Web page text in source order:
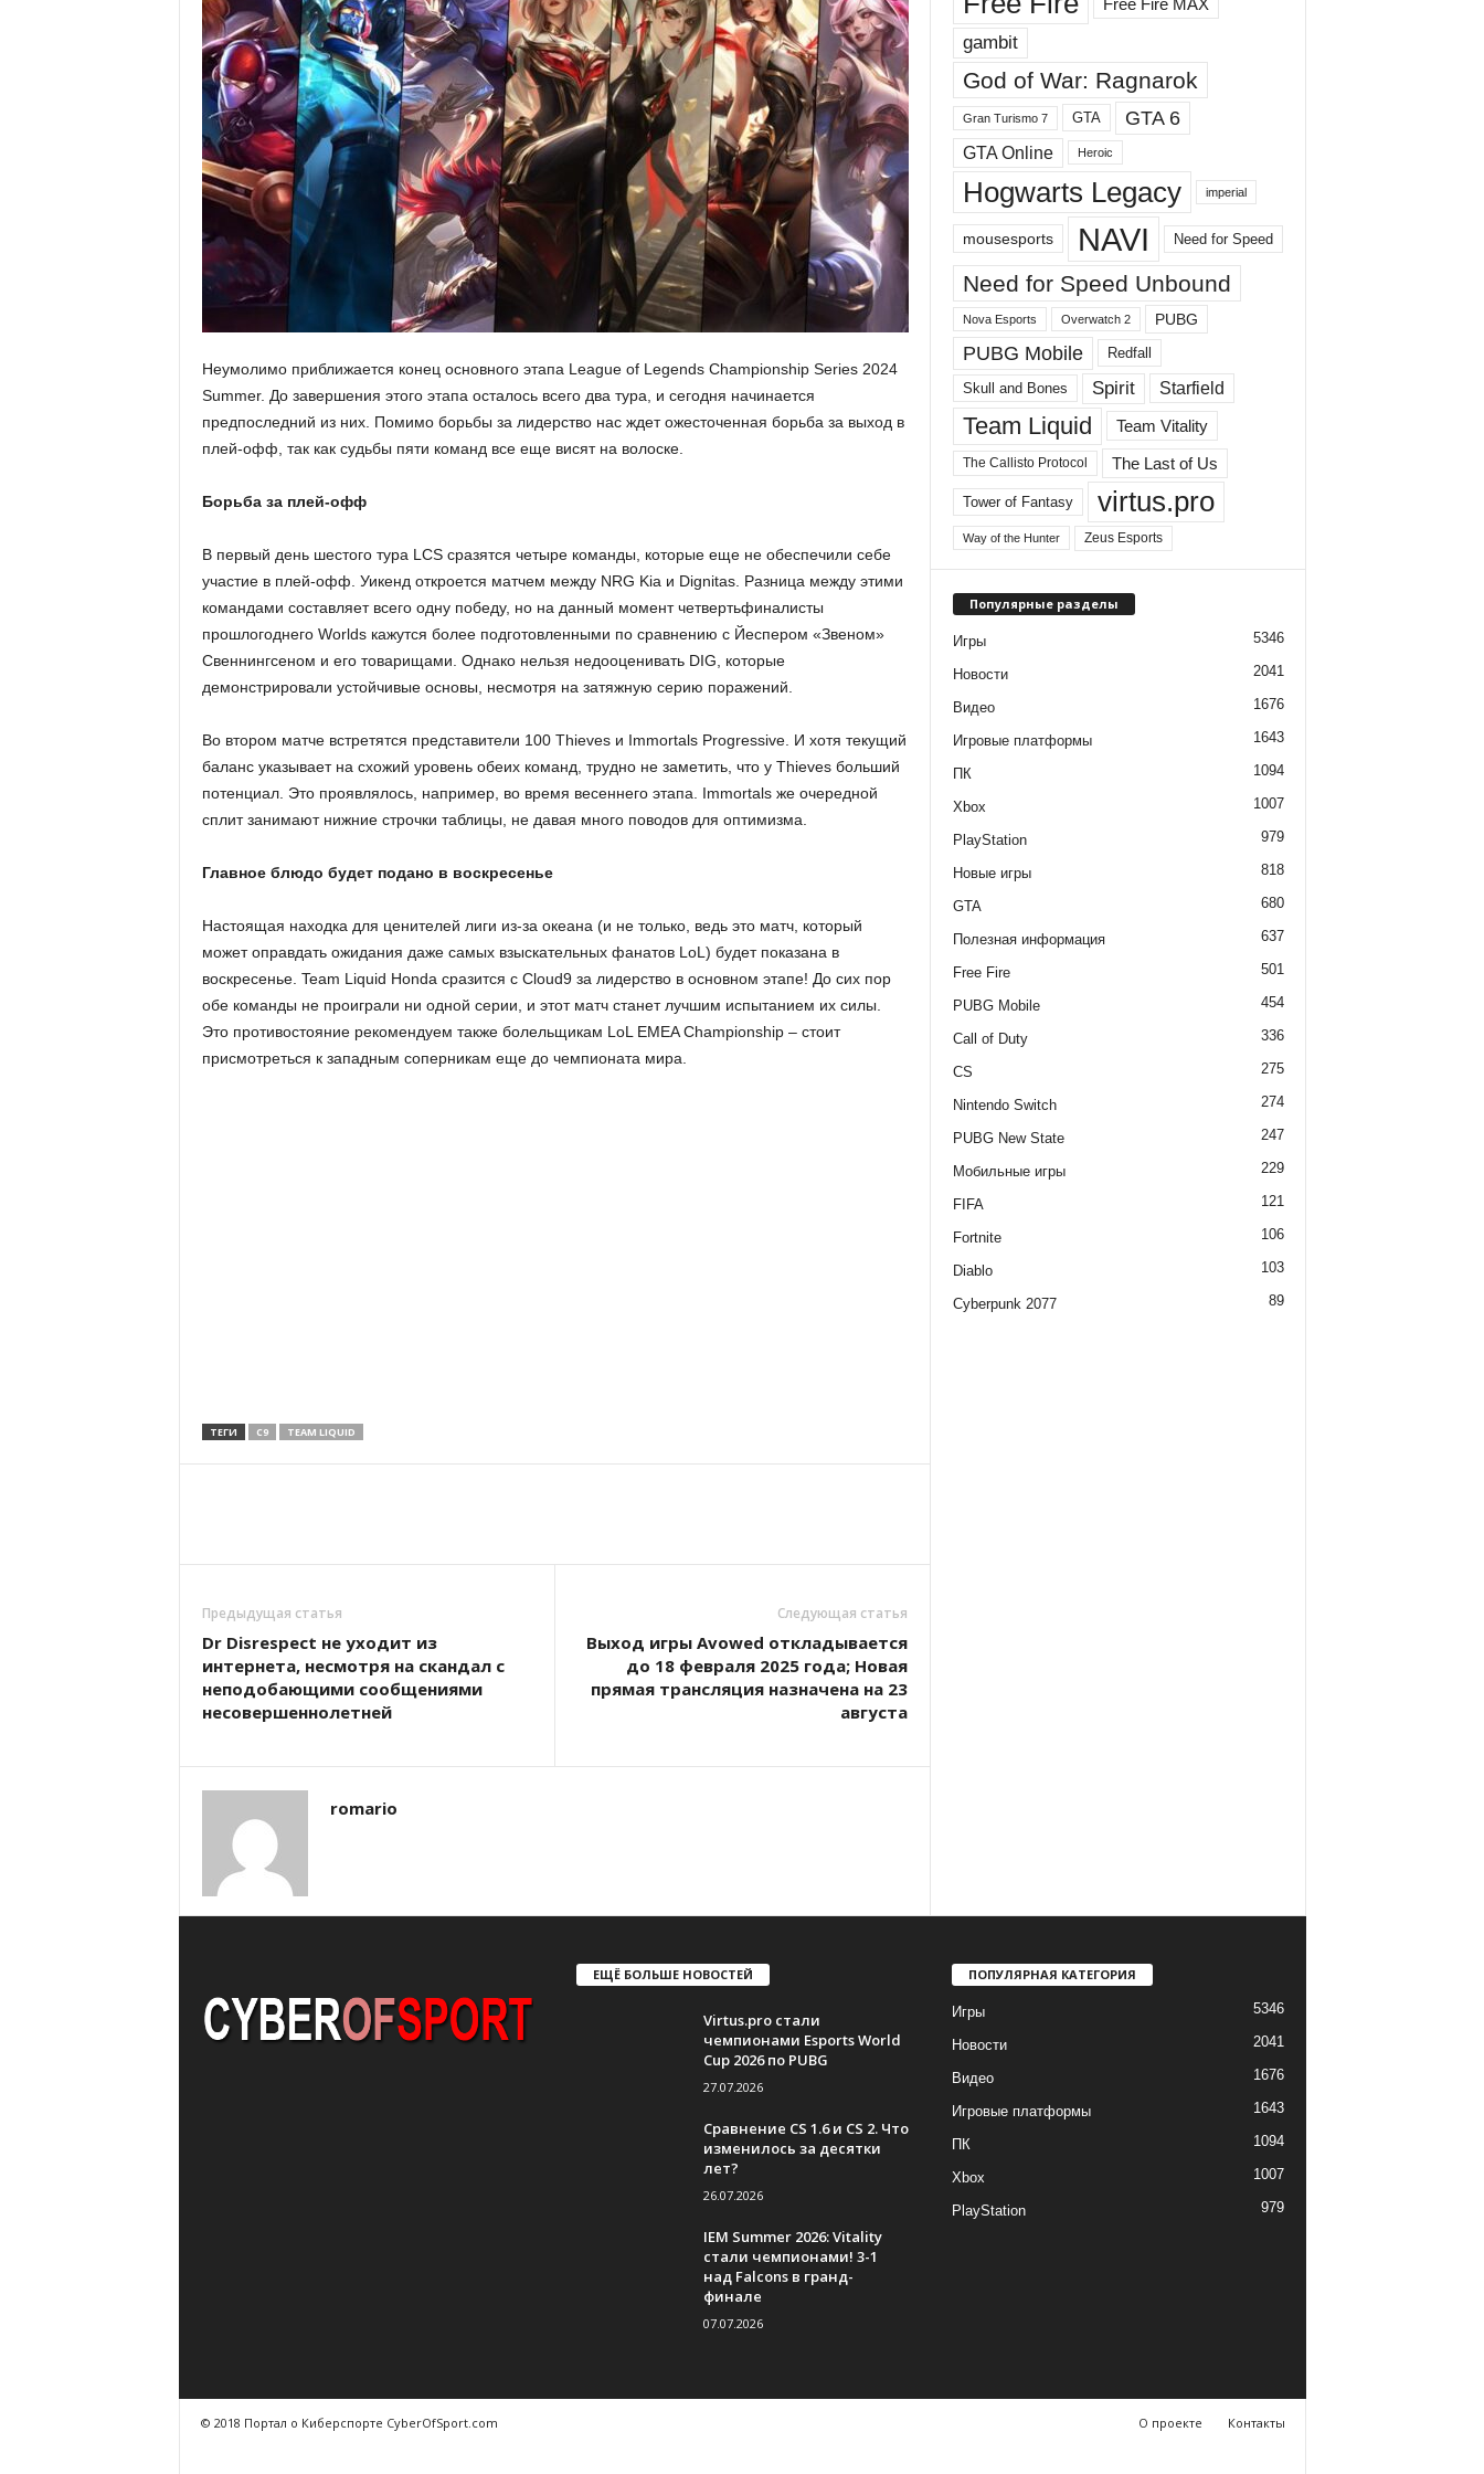
r
t
.
c
Неумолимо приближается конец основного этапа League of Legends Championship Series 2024
Summer. До завершения этого этапа осталось всего два тура, и сегодня начинается
предпоследний из них. Помимо борьбы за лидерство нас ждет ожесточенная борьба за выход в
плей-офф, так как судьбы пяти команд все еще висят на волоске.
Борьба за плей-офф
В первый день шестого тура LCS сразятся четыре команды, которые еще не обеспечили себе
участие в плей-офф. Уикенд откроется матчем между NRG Kia и Dignitas. Разница между этими
командами составляет всего одну победу, но на данный момент четвертьфиналисты
прошлогоднего Worlds кажутся более подготовленными по сравнению с Йеспером «Звеном»
Свеннингсеном и его товарищами. Однако нельзя недооценивать DIG, которые
демонстрировали устойчивые основы, несмотря на затяжную серию поражений.
Во втором матче встретятся представители 100 Thieves и Immortals Progressive. И хотя текущий
баланс указывает на схожий уровень обеих команд, трудно не заметить, что у Thieves больший
потенциал. Это проявлялось, например, во время весеннего этапа. Immortals же очередной
сплит занимают нижние строчки таблицы, не давая много поводов для оптимизма.
Главное блюдо будет подано в воскресенье
Настоящая находка для ценителей лиги из-за океана (и не только, ведь это матч, который
может оправдать ожидания даже самых взыскательных фанатов LoL) будет показана в
воскресенье. Team Liquid Honda сразится с Cloud9 за лидерство в основном этапе! До сих пор
обе команды не проиграли ни одной серии, и этот матч станет лучшим испытанием их силы.
Это противостояние рекомендуем также болельщикам LoL EMEA Championship – стоит
присмотреться к западным соперникам еще до чемпионата мира.
ТЕГИ C9 TEAM LIQUID
Предыдущая статья
Dr Disrespect не уходит из
интернета, несмотря на скандал с
неподобающими сообщениями
несовершеннолетней
Следующая статья
Выход игры Avowed откладывается
до 18 февраля 2025 года; Новая
прямая трансляция назначена на 23
августа
romario
gambit
God of War: Ragnarok
Gran Turismo 7 GTA GTA 6
GTA Online Heroic
Hogwarts Legacy imperial
mousesports NAVI Need for Speed
Need for Speed ​​Unbound
Nova Esports Overwatch 2 PUBG
PUBG Mobile Redfall
Skull and Bones Spirit Starfield
Team Liquid Team Vitality
The Callisto Protocol The Last of Us
Tower of Fantasy virtus.pro
Way of the Hunter Zeus Esports
Популярные разделы
Игры 5346
Новости 2041
Видео 1676
Игровые платформы 1643
ПК 1094
Xbox 1007
PlayStation 979
Новые игры 818
GTA 680
Полезная информация 637
Free Fire 501
PUBG Mobile 454
Call of Duty 336
CS 275
Nintendo Switch 274
PUBG New State 247
Мобильные игры 229
FIFA 121
Fortnite 106
Diablo 103
Cyberpunk 2077 89
ЕЩЁ БОЛЬШЕ НОВОСТЕЙ
Virtus.pro стали
чемпионами Esports World
Cup 2026 по PUBG
27.07.2026
Сравнение CS 1.6 и CS 2. Что
изменилось за десятки
лет?
26.07.2026
IEM Summer 2026: Vitality
стали чемпионами! 3-1
над Falcons в гранд-
финале
07.07.2026
ПОПУЛЯРНАЯ КАТЕГОРИЯ
Игры 5346
Новости 2041
Видео 1676
Игровые платформы 1643
ПК 1094
Xbox 1007
PlayStation 979
О проекте Контакты
© 2018 Портал о Киберспорте CyberOfSport.com